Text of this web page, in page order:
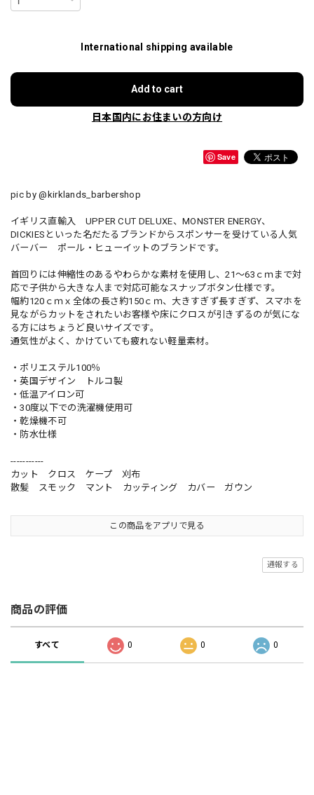
International shipping available
Add to cart
日本国内にお住まいの方向け
Save
pic by @kirklands_barbershop
イギリス直輸入 UPPER CUT DELUXE、MONSTER ENERGY、
DICKIESといった名だたるブランドからスポンサーを受けている人気
バーバー ポール・ヒューイットのブランドです。
首回りには伸縮性のあるやわらかな素材を使用し、21～63ｃｍまで対
応で子供から大きな人まで対応可能なスナップボタン仕様です。
幅約120ｃｍｘ全体の長さ約150ｃｍ、大きすぎず長すぎず、スマホを
見ながらカットをされたいお客様や床にクロスが引きずるのが気にな
る方にはちょうど良いサイズです。
通気性がよく、かけていても疲れない軽量素材。
・ポリエステル100％
・英国デザイン トルコ製
・低温アイロン可
・30度以下での洗濯機使用可
・乾燥機不可
・防水仕様
-----------
カット クロス ケープ 刈布
散髪 スモック マント カッティング カバー ガウン
この商品をアプリで見る
通報する
商品の評価
すべて 0 0 0